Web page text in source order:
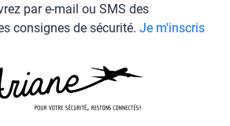
par e-mail ou SMS des
consignes de sécurité. Je m'inscris